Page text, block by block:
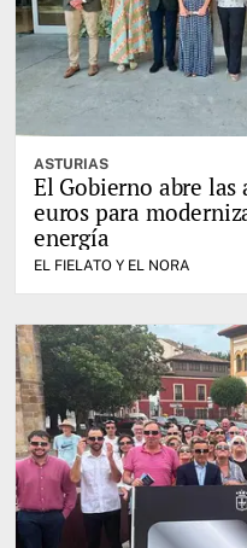
ASTURIAS
El Gobierno abre las
euros para
energía
EL FIELATO Y EL NORA